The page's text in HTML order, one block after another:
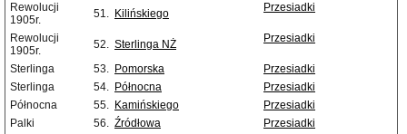
Rewolucji
1905r.
51. Kilińskiego Przesiadki
Rewolucji
1905r.
52. Sterlinga NŻ Przesiadki
Sterlinga 53. Pomorska
Przesiadki
Sterlinga
54. Północna
Przesiadki
Północna
55. Kamińskiego
Przesiadki
Palki
56. Źródłowa
Przesiadki